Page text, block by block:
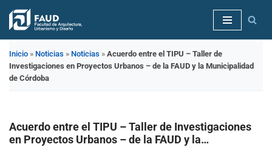
Saltar
contenido
Inicio » Noticias » Noticias » Acuerdo entre el TIPU – Taller de
Investigaciones en Proyectos Urbanos – de la FAUD y la Municipalidad
de Córdoba
Acuerdo entre el TIPU – Taller de Investigaciones
en Proyectos Urbanos – de la FAUD y la